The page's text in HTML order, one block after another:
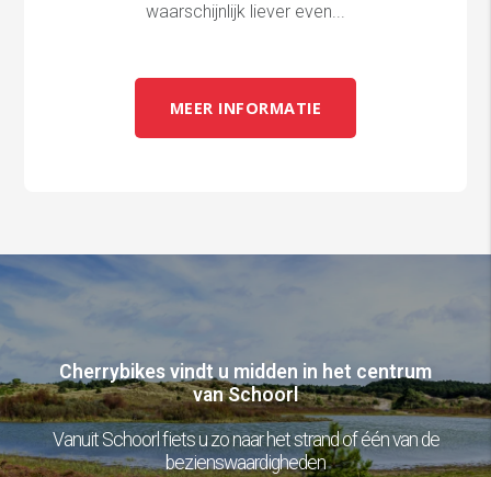
waarschijnlijk liever even...
MEER INFORMATIE
Cherrybikes vindt u midden in het centrum
van Schoorl
Vanuit Schoorl fiets u zo naar het strand of één van de
bezienswaardigheden